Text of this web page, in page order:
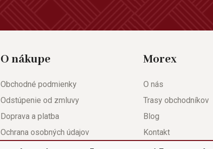
O nákupe
Obchodné podmienky
Odstúpenie od zmluvy
Doprava a platba
Ochrana osobných údajov
Morex
O nás
Trasy obchodníkov
Blog
Kontakt